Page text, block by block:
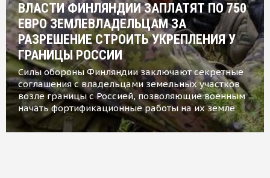
ВЛАСТИ ФИНЛЯНДИИ ЗАПЛАТЯТ ПО 750
ЕВРО ЗЕМЛЕВЛАДЕЛЬЦАМ ЗА
РАЗРЕШЕНИЕ СТРОИТЬ УКРЕПЛЕНИЯ У
ГРАНИЦЫ РОССИИ
Силы обороны Финляндии заключают секретные
соглашения с владельцами земельных участков
возле границы с Россией, позволяющие военным
начать фортификационные работы на их земле